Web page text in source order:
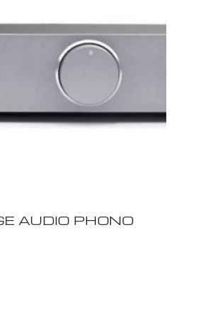
AUDIO PHONO